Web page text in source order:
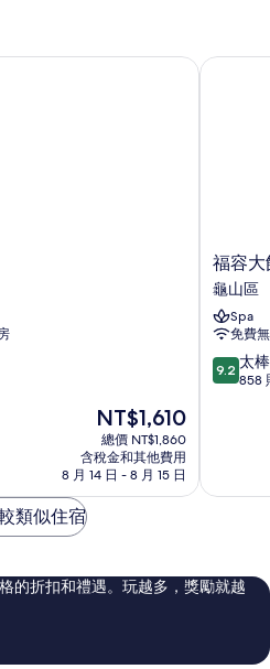
現
在
價
格
為
NT$1,610
總價 NT$1,860
含稅金和其他費用
8 月 14 日 - 8 月 15 日
福
容
大
飯
店
-
桃
A8
福容
龜山區
Spa
免費
9.2
分，
棒
評
論
9.2 太
858
福容大
類似住宿
的折扣和禮遇。玩越多，獎勵就越